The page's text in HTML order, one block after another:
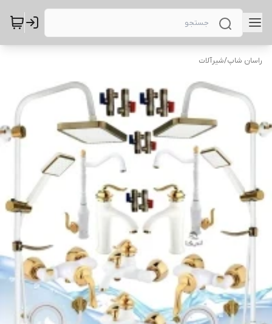
راسان شاپ/شیرآلات